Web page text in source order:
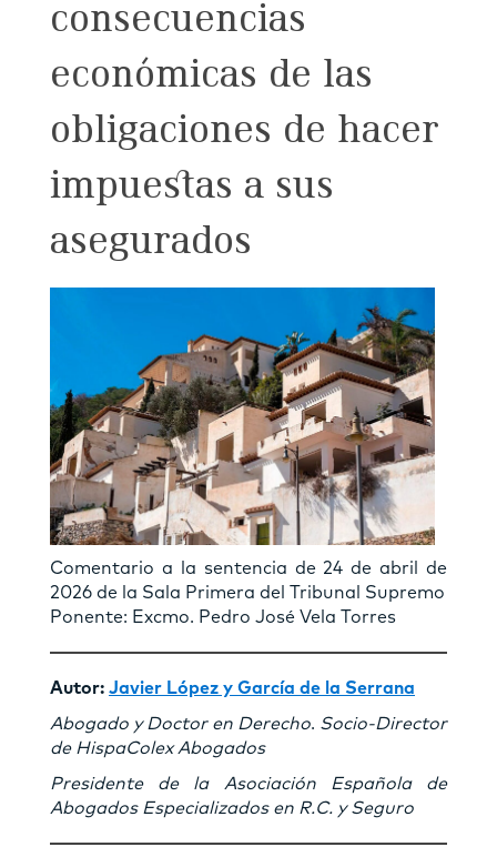
consecuencias
económicas de las
obligaciones de hacer
impuestas a sus
asegurados
Comentario a la sentencia de 24 de abril de
2026 de la Sala Primera del Tribunal Supremo
Ponente: Excmo. Pedro José Vela Torres
Autor: Javier López y García de la Serrana
Abogado y Doctor en Derecho. Socio-Director
de HispaColex Abogados
Presidente de la Asociación Española
de
Abogados Especializados en R.C. y Seguro